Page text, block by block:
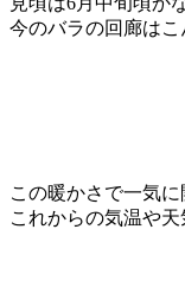
今のバラの回廊はこ
この暖かさで一気
これからの気温や天